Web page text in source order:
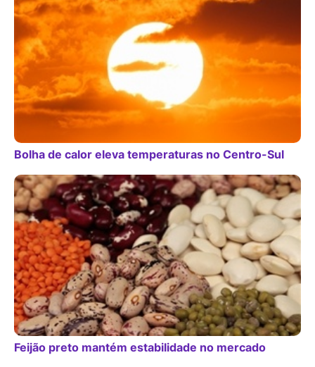
Bolha de calor eleva temperaturas no Centro-Sul
Feijão preto mantém estabilidade no mercado